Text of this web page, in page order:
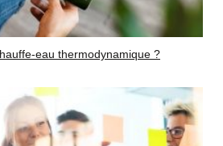
eau thermodynamique ?